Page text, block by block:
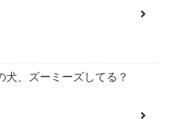
犬、ズーミーズしてる？